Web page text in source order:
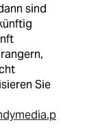
sind
Sie